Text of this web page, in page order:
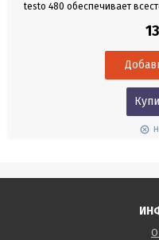
testo 480 обеспечивает
техническому и сервисному
измерительной технологии
О